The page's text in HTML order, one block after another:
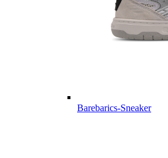
Barebarics-Sneaker